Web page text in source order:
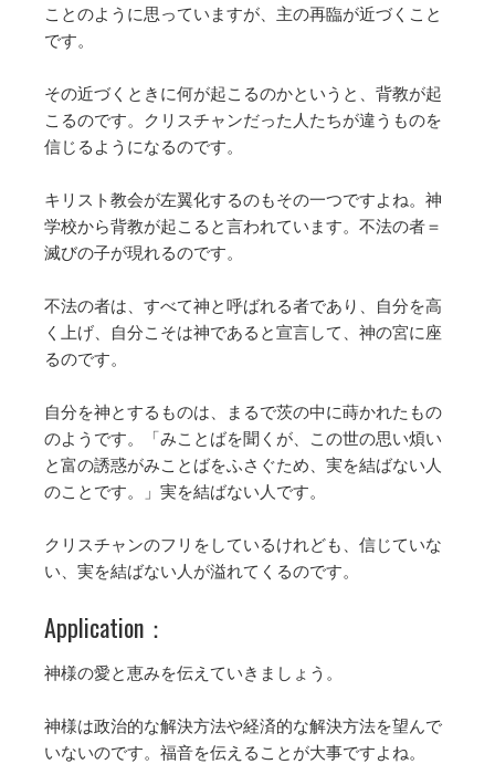
ことのように思っていますが、主の再臨が近づくこと
です。
その近づくときに何が起こるのかというと、背教が起
こるのです。クリスチャンだった人たちが違うものを
信じるようになるのです。
キリスト教会が左翼化するのもその一つですよね。神
学校から背教が起こると言われています。不法の者＝
滅びの子が現れるのです。
不法の者は、すべて神と呼ばれる者であり、自分を高
く上げ、自分こそは神であると宣言して、神の宮に座
るのです。
自分を神とするものは、まるで茨の中に蒔かれたもの
のようです。「みことばを聞くが、この世の思い煩い
と富の誘惑がみことばをふさぐため、実を結ばない人
のことです。」実を結ばない人です。
クリスチャンのフリをしているけれども、信じていな
い、実を結ばない人が溢れてくるのです。
Application：
神様の愛と恵みを伝えていきましょう。
神様は政治的な解決方法や経済的な解決方法を望んで
いないのです。福音を伝えることが大事ですよね。